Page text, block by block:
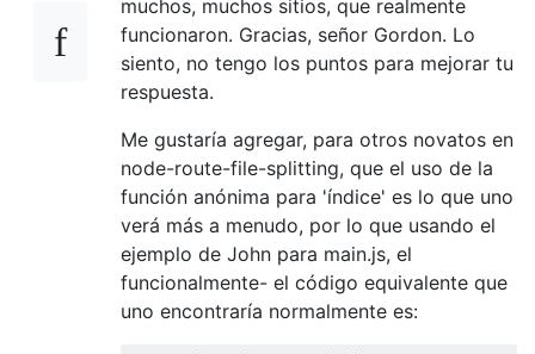
muchos, muchos sitios, que realmente
funcionaron. Gracias, señor Gordon. Lo
siento, no tengo los puntos para mejorar tu
respuesta.
Me gustaría agregar, para otros novatos en
node-route-file-splitting, que el uso de la
función anónima para 'índice' es lo que uno
verá más a menudo, por lo que usando el
ejemplo de John para main.js, el
funcionalmente- el código equivalente que
uno encontraría normalmente es: